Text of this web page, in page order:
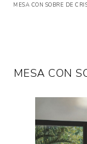
MESA CON SOBRE DE
MESA CON